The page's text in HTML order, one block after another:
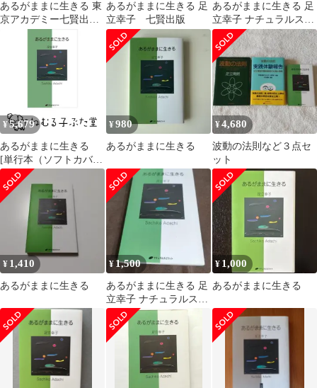
あるがままに生きる 東
京アカデミー七賢出版
あるがままに生きる 足
立幸子 七賢出版
あるがままに生きる 足
立幸子 ナチュラルスピ
リット 自己啓発 精神世
界
¥ 5,679
あるがままに生きる
[単行本（ソフトカバ
ー）] 足立 幸子
¥980
あるがままに生きる
¥4,680
波動の法則など３点セ
ット
¥ 1,410
あるがままに生きる
¥ 1,500
あるがままに生きる 足
立幸子 ナチュラルスピ
リット
¥ 1,000
あるがままに生きる